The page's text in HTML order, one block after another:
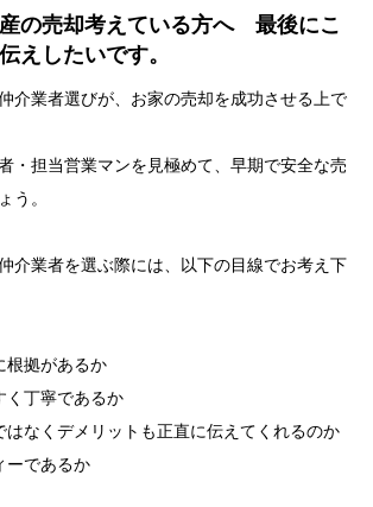
の売却考えている方へ 最後にこ
えしたいです。
介業者選びが、お家の売却を成功させる上で
・担当営業マンを見極めて、早期で安全な売
う。
介業者を選ぶ際には、以下の目線でお考え下
根拠があるか
く丁寧であるか
はなくデメリットも正直に伝えてくれるのか
ーであるか